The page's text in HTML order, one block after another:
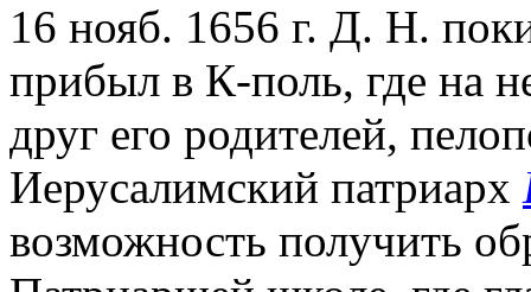
16 нояб. 1656 г. Д. Н.
прибыл в К-поль, где на
друг его родителей,
Иерусалимский патриарх
возможность получить